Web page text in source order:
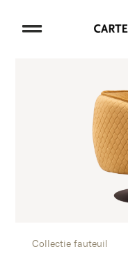
Collectie fauteuil